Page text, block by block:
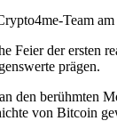
Team
Feier der ersten
prägen.
den berühmten
von Bitcoin